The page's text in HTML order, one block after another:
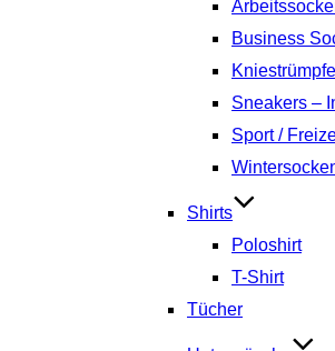
Business
Kniestrümpfe
Sneakers –
Sport /
Shirts
Poloshirt
T-Shirt
Tücher